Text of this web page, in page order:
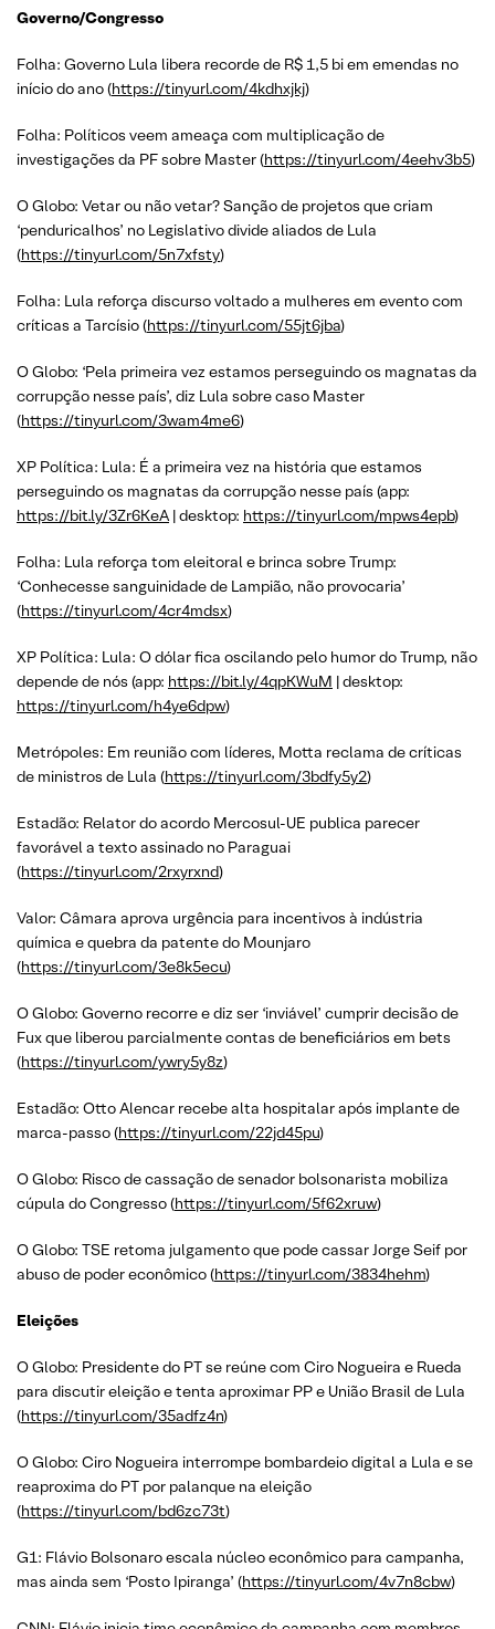
Governo/Congresso
Folha: Governo Lula libera recorde de R$ 1,5 bi em emendas no
início do ano (https://tinyurl.com/4kdhxjkj)
Folha: Políticos veem ameaça com multiplicação de
investigações da PF sobre Master (https://tinyurl.com/4eehv3b5)
O Globo: Vetar ou não vetar? Sanção de projetos que criam
‘penduricalhos’ no Legislativo divide aliados de Lula
(https://tinyurl.com/5n7xfsty)
Folha: Lula reforça discurso voltado a mulheres em evento com
críticas a Tarcísio (https://tinyurl.com/55jt6jba)
O Globo: ‘Pela primeira vez estamos perseguindo os magnatas da
corrupção nesse país’, diz Lula sobre caso Master
(https://tinyurl.com/3wam4me6)
XP Política: Lula: É a primeira vez na história que estamos
perseguindo os magnatas da corrupção nesse país (app:
https://bit.ly/3Zr6KeA | desktop: https://tinyurl.com/mpws4epb)
Folha: Lula reforça tom eleitoral e brinca sobre Trump:
‘Conhecesse sanguinidade de Lampião, não provocaria’
(https://tinyurl.com/4cr4mdsx)
XP Política: Lula: O dólar fica oscilando pelo humor do Trump, não
depende de nós (app: https://bit.ly/4qpKWuM | desktop:
https://tinyurl.com/h4ye6dpw)
Metrópoles: Em reunião com líderes, Motta reclama de críticas
de ministros de Lula (https://tinyurl.com/3bdfy5y2)
Estadão: Relator do acordo Mercosul-UE publica parecer
favorável a texto assinado no Paraguai
(https://tinyurl.com/2rxyrxnd)
Valor: Câmara aprova urgência para incentivos à indústria
química e quebra da patente do Mounjaro
(https://tinyurl.com/3e8k5ecu)
O Globo: Governo recorre e diz ser ‘inviável’ cumprir decisão de
Fux que liberou parcialmente contas de beneficiários em bets
(https://tinyurl.com/ywry5y8z)
Estadão: Otto Alencar recebe alta hospitalar após implante de
marca-passo (https://tinyurl.com/22jd45pu)
O Globo: Risco de cassação de senador bolsonarista mobiliza
cúpula do Congresso (https://tinyurl.com/5f62xruw)
O Globo: TSE retoma julgamento que pode cassar Jorge Seif por
abuso de poder econômico (https://tinyurl.com/3834hehm)
Eleições
O Globo: Presidente do PT se reúne com Ciro Nogueira e Rueda
para discutir eleição e tenta aproximar PP e União Brasil de Lula
(https://tinyurl.com/35adfz4n)
O Globo: Ciro Nogueira interrompe bombardeio digital a Lula e se
reaproxima do PT por palanque na eleição
(https://tinyurl.com/bd6zc73t)
G1: Flávio Bolsonaro escala núcleo econômico para campanha,
mas ainda sem ‘Posto Ipiranga’ (https://tinyurl.com/4v7n8cbw)